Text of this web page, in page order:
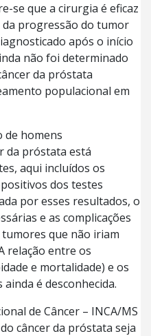
se que a cirurgia é eficaz
da progressão do tumor
após o início
não foi determinado
da próstata
populacional em
de homens
da próstata está
aqui incluídos os
dos testes
por esses resultados, o
e as complicações
que não iriam
relação entre os
e mortalidade) e os
é desconhecida.
de Câncer – INCA/MS
câncer da próstata seja